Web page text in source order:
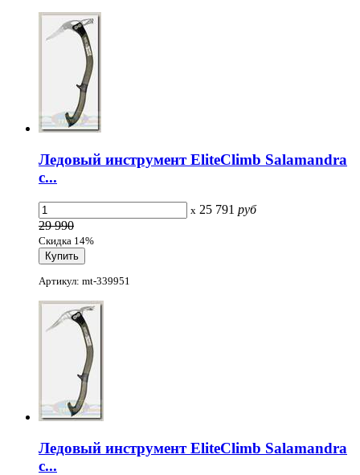
Ледовый инструмент EliteClimb Salamandra
с...
x 25 791 руб
29 990
Скидка 14%
Артикул: mt-339951
Ледовый инструмент EliteClimb Salamandra
с...